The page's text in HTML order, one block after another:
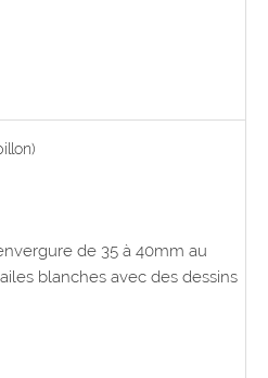
de 35 à 40mm au
blanches avec des dessins